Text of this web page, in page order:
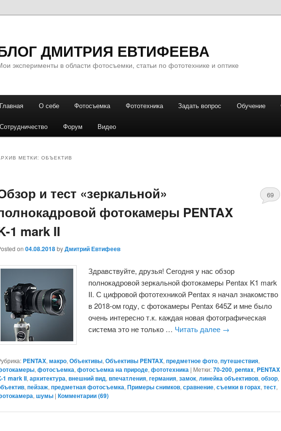
ДМИТРИЯ ЕВТИФЕЕВА
эксперименты в области фотосъемки, статьи по фототехнике и оптике
Перейти
к
основному
Перейти
к
дополнительному
Главная О себе Фотосъемка Фототехника Задать вопрос Обучение
Сотрудничество Форум Видео
МЕТКИ: ОБЪЕКТИВ
и тест «зеркальной»
фотокамеры PENTAX
1 mark II
on 04.08.2018byДмитрий Евтифеев
69
Здравствуйте, друзья! Сегодня у нас обзор
полнокадровой зеркальной фотокамеры Pentax K1 mark
II. С цифровой фототехникой Pentax я начал знакомство
в 2018-ом году, с фотокамеры Pentax 645Z и мне было
очень интересно т.к. каждая новая фотографическая
система это не только … Читать далее →
PENTAX, макро, Объективы, Объективы PENTAX, предметное фото, путешествия,
, фотосъемка, фотосъемка на природе, фототехника | Метки:70-200, pentax, PENTAX
1 mark II, архитектура, внешний вид, впечатления, германия, замок, линейка объективов, обзор,
, пейзаж, предметная фотосъемка, Примеры снимков, сравнение, съемки в горах, тест,
, шумы | Комментарии (69)